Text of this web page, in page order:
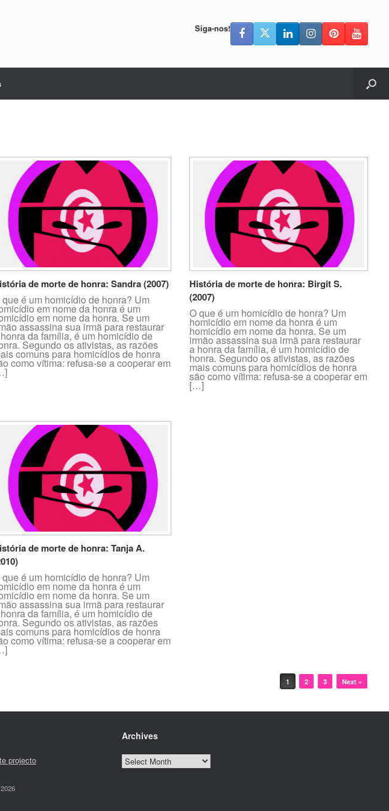
Siga-nos!
de morte de honra: Sandra (2007)
que é um homicídio de honra? Um
em nome da honra é um
em nome da honra. Se um
assassina sua irmã para restaurar
da família, é um homicídio de
Segundo os ativistas, as razões
comuns para homicídios de honra
como vítima: refusa-se a cooperar em
História de morte de honra: Birgit S.
(2007)
O que é um homicídio de honra? Um
homicídio em nome da honra é um
homicídio em nome da honra. Se um
irmão assassina sua irmã para restaurar
a honra da família, é um homicídio de
honra. Segundo os ativistas, as razões
mais comuns para homicídios de honra
são como vítima: refusa-se a cooperar em
[…]
de morte de honra: Tanja A.
que é um homicídio de honra? Um
em nome da honra é um
em nome da honra. Se um
assassina sua irmã para restaurar
da família, é um homicídio de
Segundo os ativistas, as razões
comuns para homicídios de honra
como vítima: refusa-se a cooperar em
1 2 3 Next »
projecto
Archives
Archives